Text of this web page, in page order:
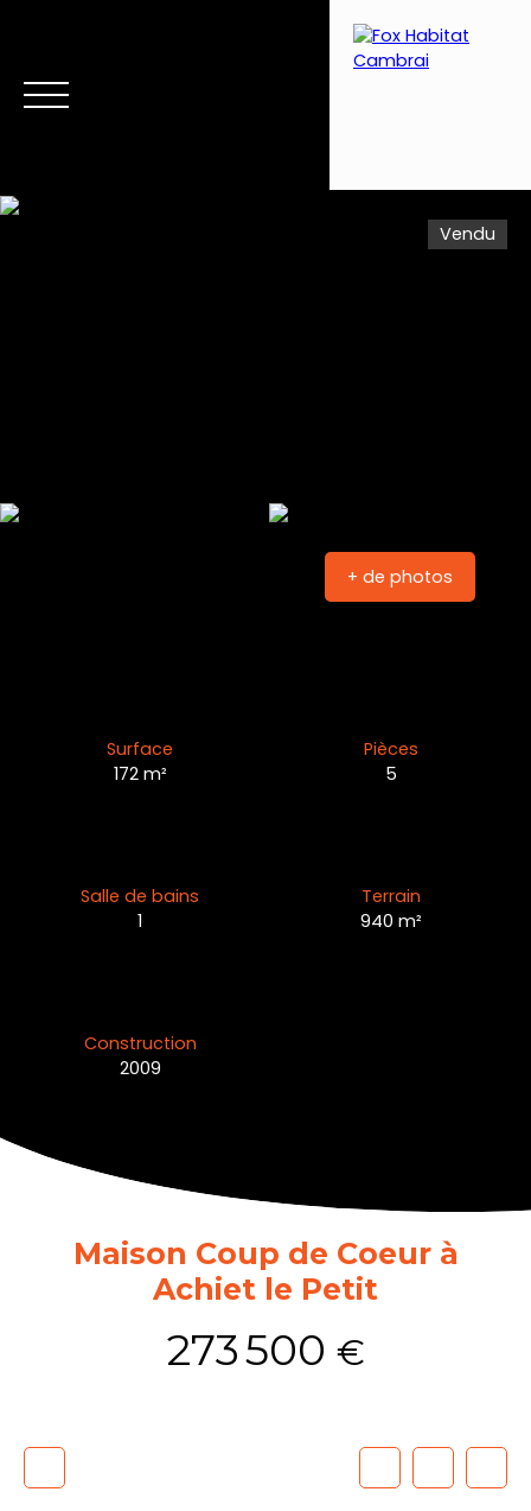
Vendu
+ de photos
Surface
172 m²
Pièces
5
Salle de bains
1
Terrain
940 m²
Construction
2009
Maison Coup de Coeur à
Achiet le Petit
273 500 €